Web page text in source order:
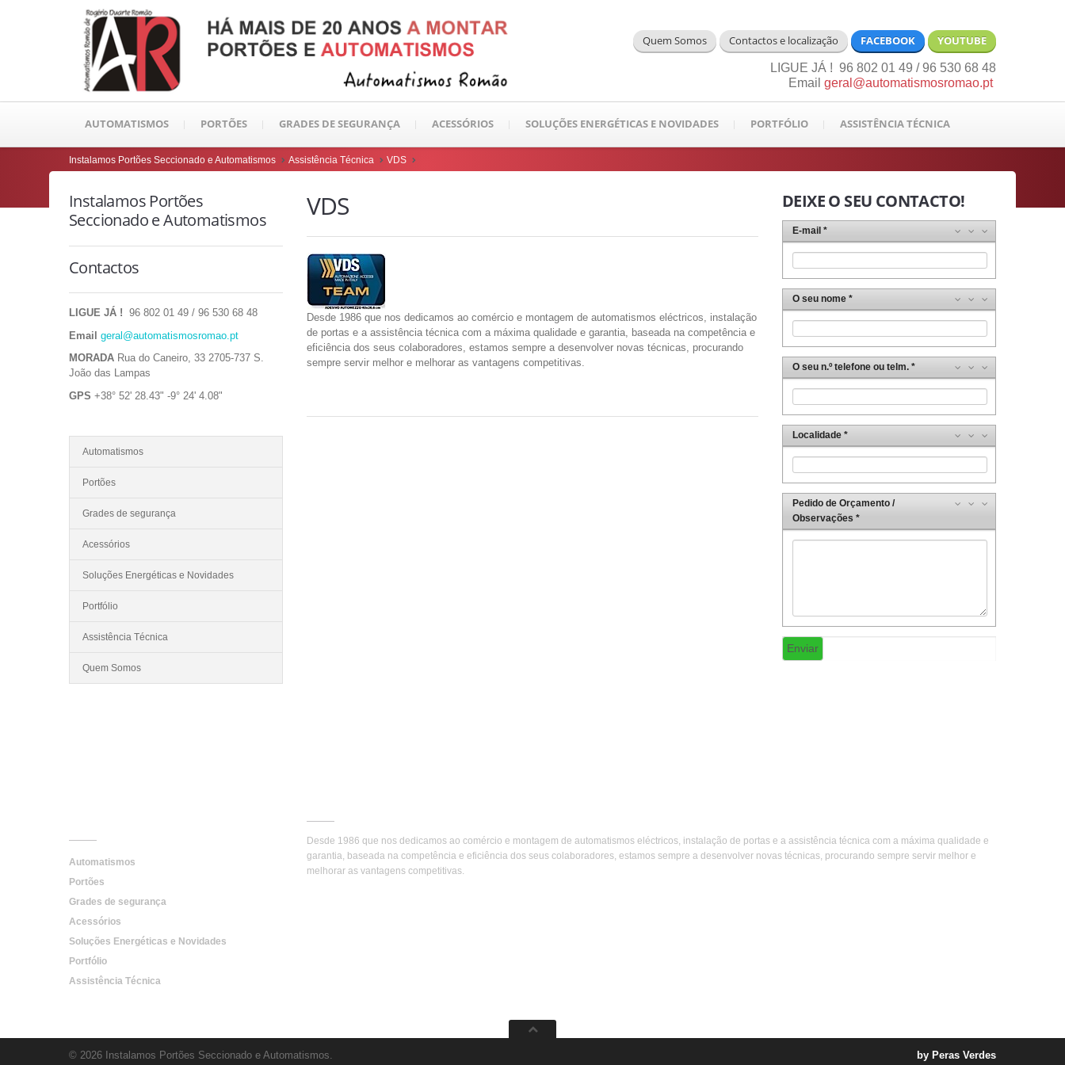
Quem Somos Contactos e localização FACEBOOK YOUTUBE
LIGUE JÁ ! 96 802 01 49 / 96 530 68 48
Email geral@automatismosromao.pt
AUTOMATISMOS PORTÕES GRADES DE SEGURANÇA ACESSÓRIOS SOLUÇÕES ENERGÉTICAS E NOVIDADES PORTFÓLIO ASSISTÊNCIA TÉCNICA
Instalamos Portões Seccionado e Automatismos Assistência Técnica VDS
Instalamos Portões
Seccionado e Automatismos
Contactos
LIGUE JÁ ! 96 802 01 49 / 96 530 68 48
Email geral@automatismosromao.pt
MORADA Rua do Caneiro, 33 2705-737 S.
João das Lampas
GPS +38° 52' 28.43" -9° 24' 4.08"
Automatismos
Portões
Grades de segurança
Acessórios
Soluções Energéticas e Novidades
Portfólio
Assistência Técnica
Quem Somos
VDS
Desde 1986 que nos dedicamos ao comércio e montagem de automatismos eléctricos, instalação
de portas e a assistência técnica com a máxima qualidade e garantia, baseada na competência e
eficiência dos seus colaboradores, estamos sempre a desenvolver novas técnicas, procurando
sempre servir melhor e melhorar as vantagens competitivas.
DEIXE O SEU CONTACTO!
E-mail
O seu nome
O seu n.º telefone ou telm.
Localidade
Pedido de Orçamento /
Observações
Enviar
Automatismos
Portões
Grades de segurança
Acessórios
Soluções Energéticas e Novidades
Portfólio
Assistência Técnica
Desde 1986 que nos dedicamos ao comércio e montagem de automatismos eléctricos, instalação de portas e a assistência técnica com a máxima qualidade e
garantia, baseada na competência e eficiência dos seus colaboradores, estamos sempre a desenvolver novas técnicas, procurando sempre servir melhor e
melhorar as vantagens competitivas.
© 2026 Instalamos Portões Seccionado e Automatismos. by Peras Verdes